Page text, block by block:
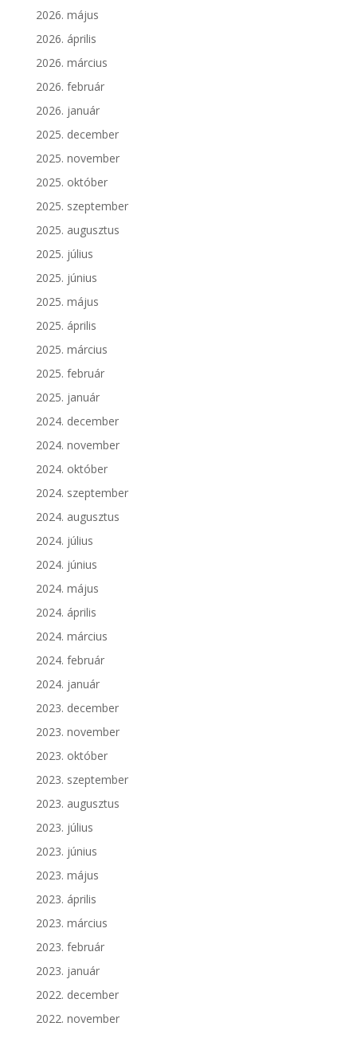
2026. május
2026. április
2026. március
2026. február
2026. január
2025. december
2025. november
2025. október
2025. szeptember
2025. augusztus
2025. július
2025. június
2025. május
2025. április
2025. március
2025. február
2025. január
2024. december
2024. november
2024. október
2024. szeptember
2024. augusztus
2024. július
2024. június
2024. május
2024. április
2024. március
2024. február
2024. január
2023. december
2023. november
2023. október
2023. szeptember
2023. augusztus
2023. július
2023. június
2023. május
2023. április
2023. március
2023. február
2023. január
2022. december
2022. november